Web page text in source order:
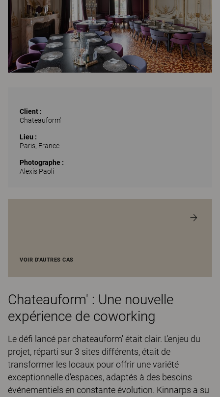
Client :
Chateauform'
Lieu :
Paris, France
Photographe :
Alexis Paoli
VOIR D'AUTRES CAS
Chateauform' : Une nouvelle
expérience de coworking
Le défi lancé par chateauform' était clair. L'enjeu du
projet, réparti sur 3 sites différents, était de
transformer les locaux pour offrir une variété
exceptionnelle d'espaces, adaptés à des besoins
événementiels en constante évolution. Kinnarps a su